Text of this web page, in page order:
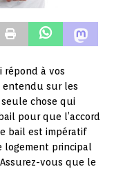
répond à vos
entendu sur les
chose qui
pour que l’accord
bail est impératif
logement principal
vous que le